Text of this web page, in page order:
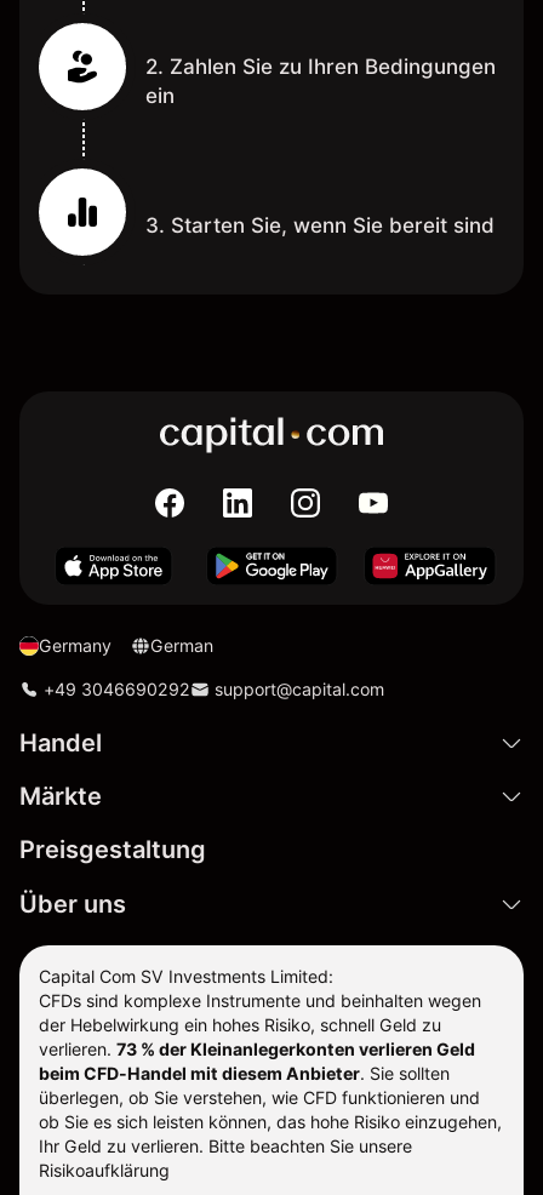
2. Zahlen Sie zu Ihren Bedingungen
ein
3. Starten Sie, wenn Sie bereit sind
Germany German
+49 3046690292 support@capital.com
Handel
Märkte
Preisgestaltung
Über uns
Capital Com SV Investments Limited:
CFDs sind komplexe Instrumente und beinhalten wegen
der Hebelwirkung ein hohes Risiko, schnell Geld zu
verlieren. 73 % der Kleinanlegerkonten verlieren Geld
beim CFD-Handel mit diesem Anbieter. Sie sollten
überlegen, ob Sie verstehen, wie CFD funktionieren und
ob Sie es sich leisten können, das hohe Risiko einzugehen,
Ihr Geld zu verlieren. Bitte beachten Sie unsere
Risikoaufklärung